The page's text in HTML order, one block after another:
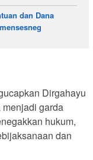
dan Dana
Dirgahayu
garda
hukum,
dan